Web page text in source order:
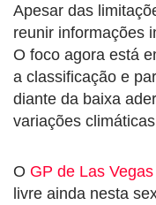
Apesar das
reunir informações
O foco agora está
a classificação e
diante da baixa
variações
O GP de Las Vegas
livre ainda nesta